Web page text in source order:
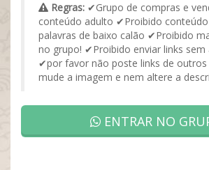
Regras: ✔Grupo de compras e
conteúdo adulto ✔Proibido
palavras de baixo calão ✔Proibido
no grupo! ✔Proibido enviar links sem
✔por favor não poste links de outros
mude a imagem e nem altere a
ENTRAR NO